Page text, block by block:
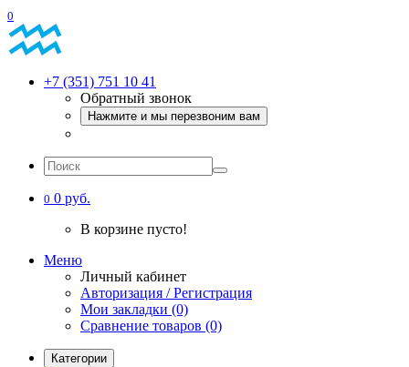
0
+7 (351) 751 10 41
Обратный звонок
Нажмите и мы перезвоним вам
0 0 руб.
В корзине пусто!
Меню
Личный кабинет
Авторизация / Регистрация
Мои закладки (0)
Сравнение товаров (0)
Категории